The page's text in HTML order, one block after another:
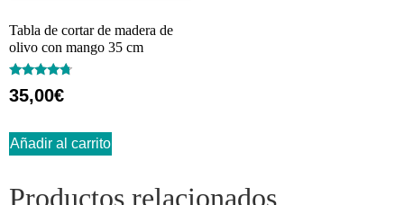
Tabla de cortar de madera de
olivo con mango 35 cm
Valorado
con
35,00€
Añadir al carrito
Productos relacionados